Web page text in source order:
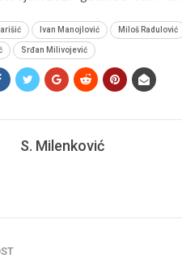
Ivan Manojlović Miloš Radulović
Srđan Milivojević
S. Milenković